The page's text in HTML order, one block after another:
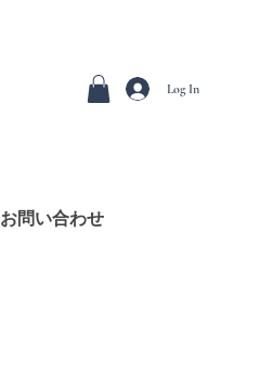
Log In
お問い合わせ